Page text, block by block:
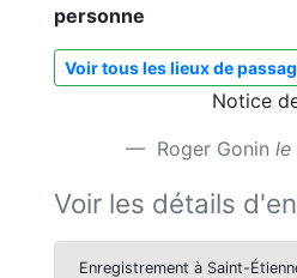
personne
Voir tous les lieux de
Notice
Roger Gonin le
Voir les détails
Enregistrement à Saint-